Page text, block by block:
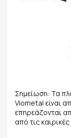
Σημείωση: Τα
Viometal είναι
επηρεάζονται
από τις